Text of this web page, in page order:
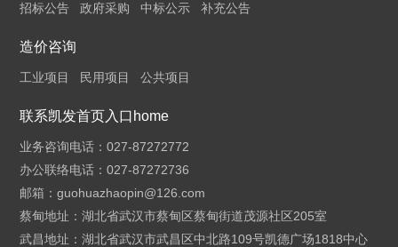
招标公告 政府采购 中标公示 补充公告
造价咨询
工业项目 民用项目 公共项目
联系凯发首页入口home
业务咨询电话：027-87272772
办公联络电话：027-87272736
邮箱：guohuazhaopin@126.com
蔡甸地址：湖北省武汉市蔡甸区蔡甸街道茂源社区205室
武昌地址：湖北省武汉市武昌区中北路109号凯德广场1818中心